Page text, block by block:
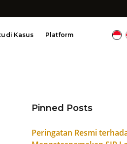
Kasus Platform
Pinned Posts
Peringatan Resmi